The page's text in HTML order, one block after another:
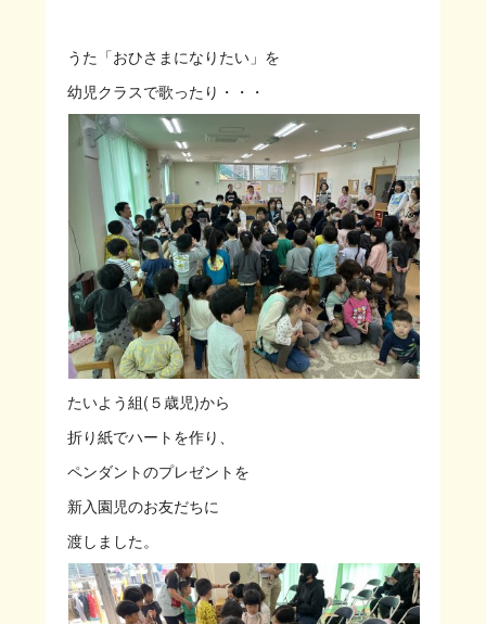
うた「おひさまになりたい」を
幼児クラスで歌ったり・・・
たいよう組(５歳児)から
折り紙でハートを作り、
ペンダントのプレゼントを
新入園児のお友だちに
渡しました。